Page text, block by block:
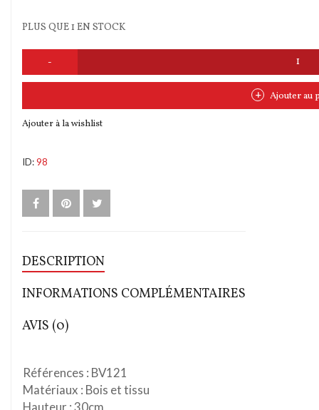
PLUS QUE 1 EN STOCK
Ajouter au
Ajouter à la wishlist
ID:98
DESCRIPTION
INFORMATIONS COMPLÉMENTAIRES
AVIS (0)
Références : BV121
Matériaux : Bois et tissu
Hauteur : 30cm